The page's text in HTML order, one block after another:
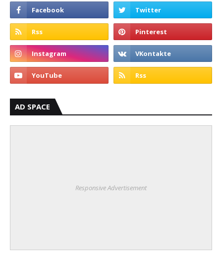
AD SPACE
Responsive Advertisement